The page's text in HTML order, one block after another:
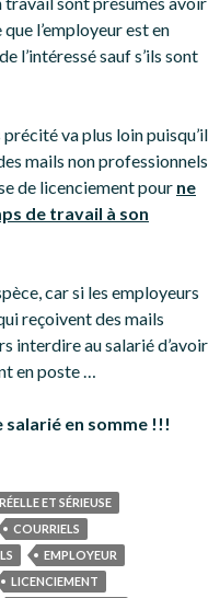
l’employeur est en
l’intéressé sauf s’ils sont
précité va plus loin puisqu’il
mails non professionnels
de licenciement pour ne
de travail à son
car si les employeurs
reçoivent des mails
interdire au salarié d’avoir
en poste …
salarié en somme !!!
ET SÉRIEUSE
COURRIELS
EMPLOYEUR
LICENCIEMENT